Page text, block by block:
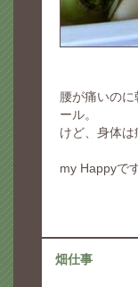
腰が痛いの
ール。
けど、身体は
my Happyです
畑仕事